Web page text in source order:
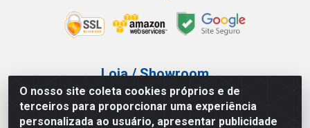
O nosso site coleta cookies próprios e de
terceiros para proporcionar uma experiência
personalizada ao usuário, apresentar publicidade
Loja / Showroom
Tel.: (11) 3227-0546
Av Vautier, 587/597 - Pari - São Paulo/SP